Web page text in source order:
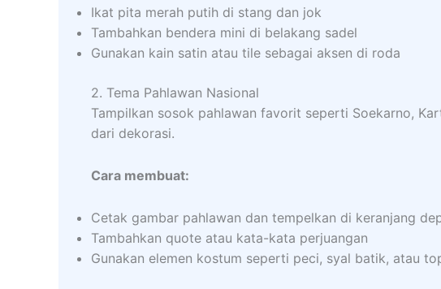
Ikat pita merah putih di stang dan jok
Tambahkan bendera mini di belakang sadel
Gunakan kain satin atau tile sebagai aksen di roda
2. Tema Pahlawan Nasional
Tampilkan sosok pahlawan favorit seperti Soekarno,
dari dekorasi.
Cara membuat:
Cetak gambar pahlawan dan tempelkan di keranjang
Tambahkan quote atau kata-kata perjuangan
Gunakan elemen kostum seperti peci, syal batik, atau